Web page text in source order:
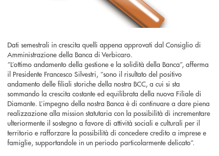
Dati semestrali in crescita quelli appena approvati dal Consiglio di
Amministrazione della Banca di Verbicaro.
“L’ottimo andamento della gestione e la solidità della Banca”, afferma
il Presidente Francesco Silvestri, “sono il risultato del positivo
andamento delle filiali storiche della nostra BCC, a cui si sta
sommando la crescita costante ed equilibrata della nuova Filiale di
Diamante. L’impegno della nostra Banca è di continuare a dare piena
realizzazione alla mission statutaria con la possibilità di incrementare
ulteriormente il sostegno a favore di attività sociali e culturali per il
territorio e rafforzare la possibilità di concedere credito a imprese e
famiglie, supportandole in un periodo particolarmente delicato”.